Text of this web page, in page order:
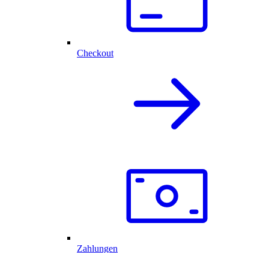
Checkout
Zahlungen